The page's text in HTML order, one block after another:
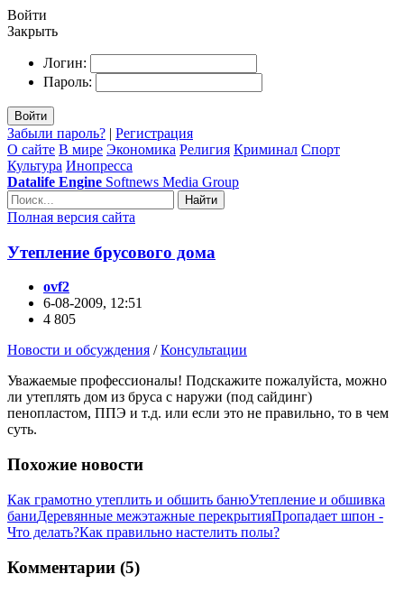
Войти
Закрыть
Логин:
Пароль:
Войти
Забыли пароль? | Регистрация
О сайте В мире Экономика Религия Криминал Спорт
Культура Инопресса
Datalife Engine Softnews Media Group
Найти
Полная версия сайта
Утепление брусового дома
ovf2
6-08-2009, 12:51
4 805
Новости и обсуждения /Консультации
Уважаемые профессионалы! Подскажите пожалуйста, можно
ли утеплять дом из бруса с наружи (под сайдинг)
пенопластом, ППЭ и т.д. или если это не правильно, то в чем
суть.
Похожие новости
Как грамотно утеплить и обшить банюУтепление и обшивка
баниДеревянные межэтажные перекрытияПропадает шпон -
Что делать?Как правильно настелить полы?
Комментарии (5)